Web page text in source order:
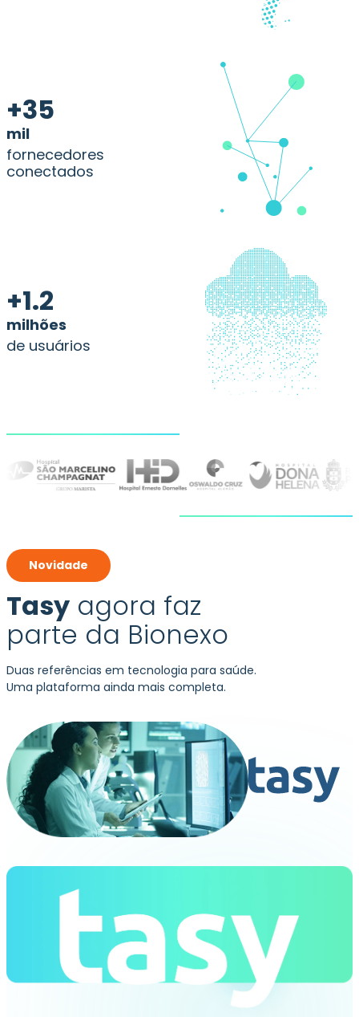
+35
mil
fornecedores
conectados
+1.2
milhões
de usuários
Novidade
Tasy agora faz
parte da Bionexo
Duas referências em tecnologia para saúde.
Uma plataforma ainda mais completa.